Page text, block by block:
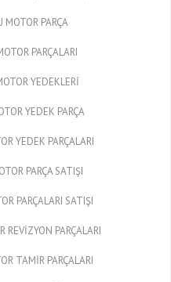
PARÇA
PARÇALARI
YEDEKLERİ
YEDEK PARÇA
YEDEK PARÇALARI
PARÇA SATIŞI
PARÇALARI SATIŞI
PARÇALARI
TAMİR PARÇALARI